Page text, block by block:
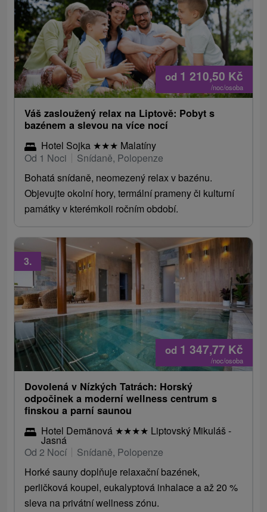
od 1 210,50 Kč
/noc/osoba
Váš zasloužený relax na Liptově: Pobyt s
bazénem a slevou na více nocí
Hotel Sojka ★★★ Malatíny
Od 1 Noci
Snídaně, Polopenze
Bohatá snídaně, neomezený relax v bazénu.
Objevujte okolní hory, termální prameny či kulturní
památky v kterémkoli ročním období.
od 1 347,77 Kč
/noc/osoba
3.
Dovolená v Nízkých Tatrách: Horský
odpočinek a moderní wellness centrum s
finskou a parní saunou
Hotel Demänová ★★★★ Liptovský Mikuláš -
Jasná
Od 2 Nocí
Snídaně, Polopenze
Horké sauny doplňuje relaxační bazének,
perličková koupel, eukalyptová inhalace a až 20 %
sleva na privátní wellness zónu.